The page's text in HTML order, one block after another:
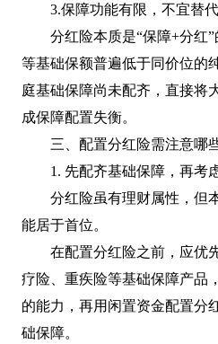
3.保障功能有限，不宜替
分红险本质是“保障+分红
等基础保额普遍低于同价位的
庭基础保障尚未配齐，直接将
成保障配置失衡。
三、配置分红险需注意哪
1. 先配齐基础保障，再考
分红险虽有理财属性，但
能居于首位。
在配置分红险之前，应优
疗险、重疾险等基础保障产品
的能力，再用闲置资金配置分
础保障。